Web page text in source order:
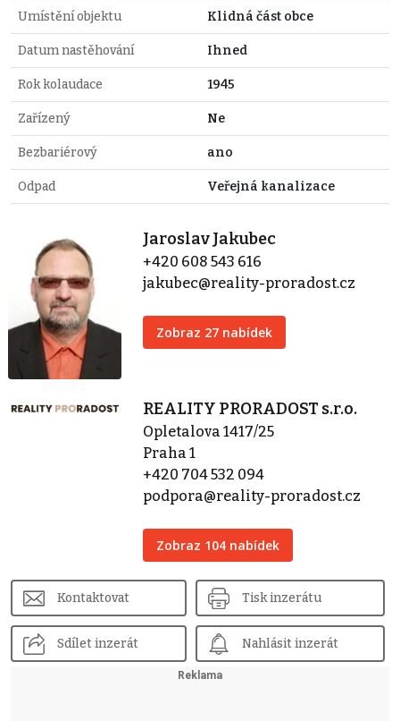
Umístění objektu Klidná část obce
Datum nastěhování Ihned
Rok kolaudace 1945
Zařízený Ne
Bezbariérový ano
Odpad Veřejná kanalizace
Jaroslav Jakubec
+420 608 543 616
jakubec@reality-proradost.cz
Zobraz 27 nabídek
REALITY PRORADOST s.r.o.
Opletalova 1417/25
Praha 1
+420 704 532 094
podpora@reality-proradost.cz
Zobraz 104 nabídek
Kontaktovat Tisk inzerátu
Sdílet inzerát Nahlásit inzerát